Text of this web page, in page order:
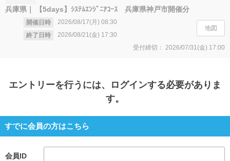
兵庫県 【5days】ｼｽﾃﾑｴﾝｼﾞﾆｱｺｰｽ 兵庫県神戸市開催分
開催日時 2026/08/17(月) 08:30
終了日時
2026/08/21(金) 17:30
受付締切： 2026/07/31(金) 17:00
地図
エントリーを行うには、ログインする必要がありま
す。
すでに会員の方はこちら
会員ID